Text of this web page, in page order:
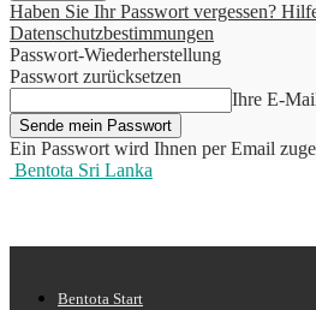
Haben Sie Ihr Passwort vergessen?
Datenschutzbestimmungen
Passwort-Wiederherstellung
Passwort zurücksetzen
Ihre E-
Ein Passwort wird Ihnen per Email
Bentota Sri Lanka
Bentota Start